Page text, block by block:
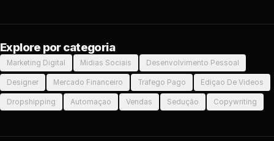
Explore por categoria
Marketing Digital Midias Sociais Desenvolvimento Pessoal
Designer Mercado Financeiro Trafego Pago Ediçao De Videos
Dropshipping Automaçao Vendas Sedução Copywriting